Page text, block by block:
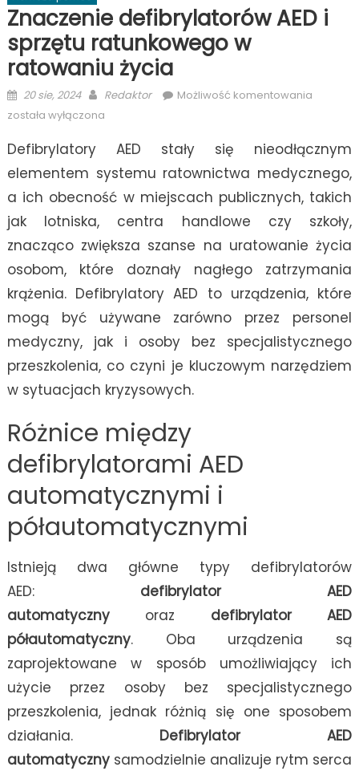
Znaczenie defibrylatorów AED i
sprzętu ratunkowego w
ratowaniu życia
Posted
on
20 sie, 2024 Author
Redaktor Możliwość komentowania
i
sprzętu
w
życia
została wyłączona
Defibrylatory AED stały się nieodłącznym
elementem systemu ratownictwa medycznego,
a ich obecność w miejscach publicznych, takich
jak lotniska, centra handlowe czy szkoły,
znacząco zwiększa szanse na uratowanie życia
osobom, które doznały nagłego zatrzymania
krążenia. Defibrylatory AED to urządzenia, które
mogą być używane zarówno przez personel
medyczny, jak i osoby bez specjalistycznego
przeszkolenia, co czyni je kluczowym narzędziem
w sytuacjach kryzysowych.
Różnice między
defibrylatorami AED
automatycznymi i
półautomatycznymi
Istnieją dwa główne typy defibrylatorów
AED: defibrylator AED
automatycznyoraz defibrylator AED
półautomatyczny. Oba urządzenia są
zaprojektowane w sposób umożliwiający ich
użycie przez osoby bez specjalistycznego
przeszkolenia, jednak różnią się one sposobem
działania. Defibrylator AED
automatycznysamodzielnie analizuje rytm serca